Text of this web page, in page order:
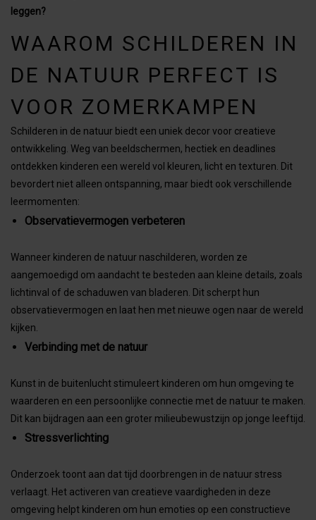
leggen?
WAAROM SCHILDEREN IN
DE NATUUR PERFECT IS
VOOR ZOMERKAMPEN
Schilderen in de natuur biedt een uniek decor voor creatieve
ontwikkeling. Weg van beeldschermen, hectiek en deadlines
ontdekken kinderen een wereld vol kleuren, licht en texturen. Dit
bevordert niet alleen ontspanning, maar biedt ook verschillende
leermomenten:
Observatievermogen verbeteren
Wanneer kinderen de natuur naschilderen, worden ze
aangemoedigd om aandacht te besteden aan kleine details, zoals
lichtinval of de schaduwen van bladeren. Dit scherpt hun
observatievermogen en laat hen met nieuwe ogen naar de wereld
kijken.
Verbinding met de natuur
Kunst in de buitenlucht stimuleert kinderen om hun omgeving te
waarderen en een persoonlijke connectie met de natuur te maken.
Dit kan bijdragen aan een groter milieubewustzijn op jonge leeftijd.
Stressverlichting
Onderzoek toont aan dat tijd doorbrengen in de natuur stress
verlaagt. Het activeren van creatieve vaardigheden in deze
omgeving helpt kinderen om hun emoties op een constructieve